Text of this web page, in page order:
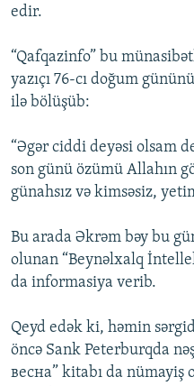
edir.
“Qafqazinfo” bu
yazıçı 76-cı doğum
ilə bölüşüb:
“Əgər ciddi deyəsi olsam
son günü özümü Allahın
günahsız və kimsəsiz,
Bu arada Əkrəm bəy bu
olunan “Beynəlxalq
da informasiya verib.
Qeyd edək ki, həmin
öncə Sank Peterburqda
весна” kitabı da nümayiş